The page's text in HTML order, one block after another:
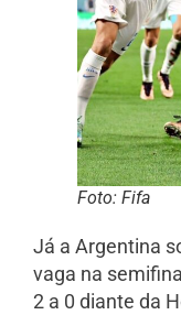
Foto: Fifa
Já a Argentina
vaga na
2 a 0 diante da